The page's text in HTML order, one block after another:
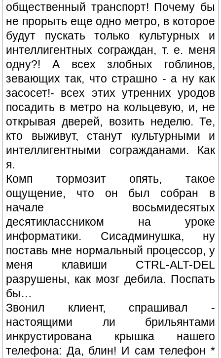
общественный транспорт! Почему бы
не прорыть еще одно метро, в которое
будут пускать только культурных и
интеллигентных сограждан, т. е. меня
одну?! А всех злобных гоблинов,
зевающих так, что страшно - а ну как
засосет!- всех этих утренних уродов
посадить в метро на кольцевую, и, не
открывая дверей, возить неделю. Те,
кто выживут, станут культурными и
интеллигентными согражданами. Как
я.
Комп тормозит опять, такое
ощущение, что он был собран в
начале восьмидесятых
десятиклассником на уроке
информатики. Сисадминушка, ну
поставь мне нормальный процессор, у
меня клавиши CTRL-ALT-DEL
разрушены, как мозг дебила. Поспать
бы…
Звонил клиент, спрашивал -
настоящими ли брильянтами
инкрустирована крышка нашего
телефона: Да, блин! И сам телефон *